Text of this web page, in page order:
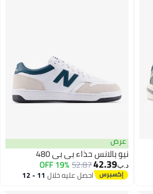
عرض
نيو بالانس حذاء بي بي 480
د.ب‏42.39
52.87
19% OFF
احصل عليه خلال 11 - 12